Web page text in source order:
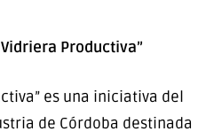
Productiva”
es una iniciativa del
de Córdoba destinada